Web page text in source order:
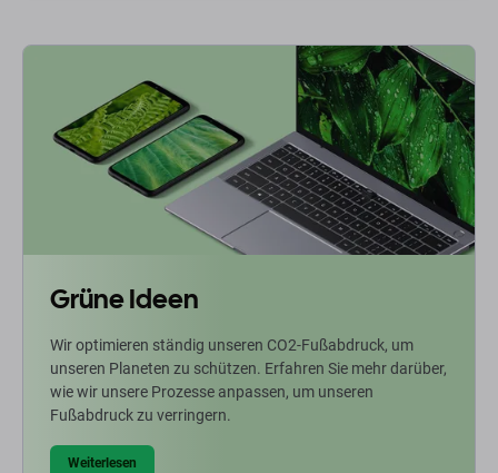
Grüne Ideen
Wir optimieren ständig unseren CO2-Fußabdruck, um
unseren Planeten zu schützen. Erfahren Sie mehr darüber,
wie wir unsere Prozesse anpassen, um unseren
Fußabdruck zu verringern.
Weiterlesen